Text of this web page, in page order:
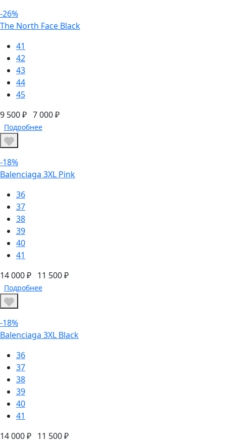
-26%
The North Face Black
41
42
43
44
45
9 500 ₽ 7 000 ₽
Подробнее
-18%
Balenciaga 3XL Pink
36
37
38
39
40
41
14 000 ₽ 11 500 ₽
Подробнее
-18%
Balenciaga 3XL Black
36
37
38
39
40
41
14 000 ₽ 11 500 ₽